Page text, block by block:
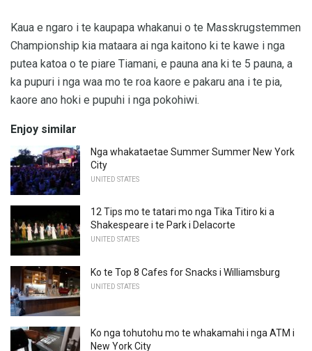
Kaua e ngaro i te kaupapa whakanui o te Masskrugstemmen
Championship kia mataara ai nga kaitono ki te kawe i nga
putea katoa o te piare Tiamani, e pauna ana ki te 5 pauna, a
ka pupuri i nga waa mo te roa kaore e pakaru ana i te pia,
kaore ano hoki e pupuhi i nga pokohiwi.
Enjoy similar
Nga whakataetae Summer Summer New York
City
UNITED STATES
12 Tips mo te tatari mo nga Tika Titiro ki a
Shakespeare i te Park i Delacorte
UNITED STATES
Ko te Top 8 Cafes for Snacks i Williamsburg
UNITED STATES
Ko nga tohutohu mo te whakamahi i nga ATM i
New York City